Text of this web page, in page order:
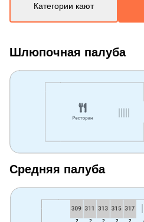
Категории кают
Шлюпочная палуба
Средняя палуба